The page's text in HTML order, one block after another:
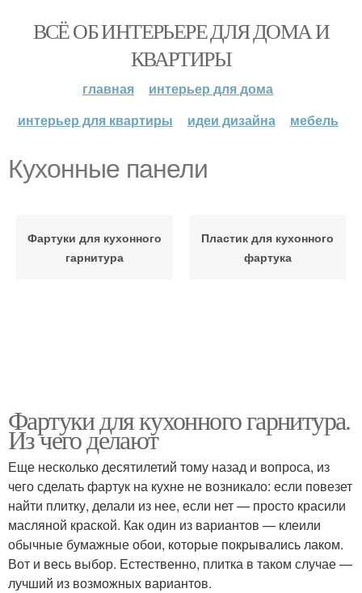
ВСЁ ОБ ИНТЕРЬЕРЕ ДЛЯ ДОМА И
КВАРТИРЫ
главная
интерьер для дома
интерьер для квартиры
идеи дизайна мебель
Кухонные панели
Фартуки для кухонного
гарнитура
Пластик для кухонного
фартука
Фартуки для кухонного гарнитура.
Из чего делают
Еще несколько десятилетий тому назад и вопроса, из
чего сделать фартук на кухне не возникало: если повезет
найти плитку, делали из нее, если нет — просто красили
масляной краской. Как один из вариантов — клеили
обычные бумажные обои, которые покрывались лаком.
Вот и весь выбор. Естественно, плитка в таком случае —
лучший из возможных вариантов.